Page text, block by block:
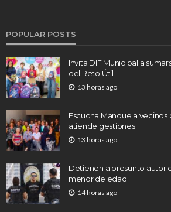
POPULAR POSTS
Invita DIF Municipal a
del Reto Útil
13 horas ago
Escucha Manque a vecinos
atiende gestiones
13 horas ago
Detienen a presunto autor
menor de edad
14 horas ago